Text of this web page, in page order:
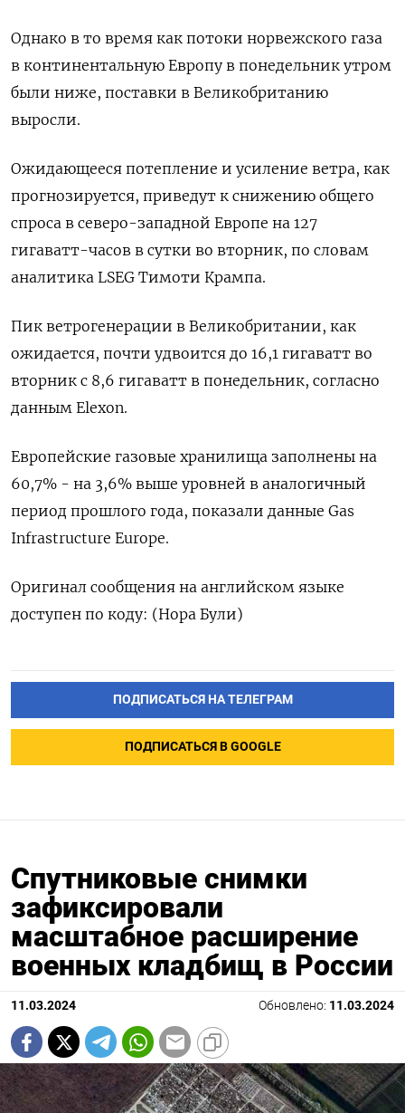
Однако в то время как потоки норвежского газа
в континентальную Европу в понедельник утром
были ниже, поставки в Великобританию
выросли.
Ожидающееся потепление и усиление ветра, как
прогнозируется, приведут к снижению общего
спроса в северо-западной Европе на 127
гигаватт-часов в сутки во вторник, по словам
аналитика LSEG Тимоти Крампа.
Пик ветрогенерации в Великобритании, как
ожидается, почти удвоится до 16,1 гигаватт во
вторник с 8,6 гигаватт в понедельник, согласно
данным Elexon.
Европейские газовые хранилища заполнены на
60,7% - на 3,6% выше уровней в аналогичный
период прошлого года, показали данные Gas
Infrastructure Europe.
Оригинал сообщения на английском языке
доступен по коду: (Нора Були)
ПОДПИСАТЬСЯ НА ТЕЛЕГРАМ
ПОДПИСАТЬСЯ В GOOGLE
Спутниковые снимки
зафиксировали
масштабное расширение
военных кладбищ в России
11.03.2024 Обновлено: 11.03.2024